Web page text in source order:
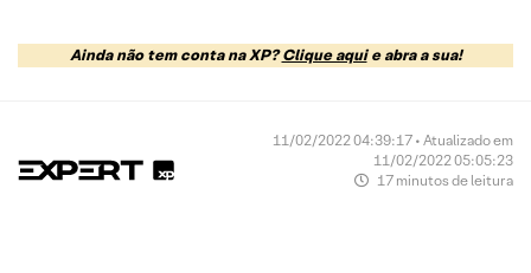
Ainda não tem conta na XP?Clique aquie abra a sua!
11/02/2022 04:39:17 • Atualizado em
11/02/2022 05:05:23
17 minutos de leitura